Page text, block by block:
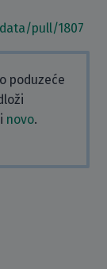
pull/1807
poduzeće
novo.